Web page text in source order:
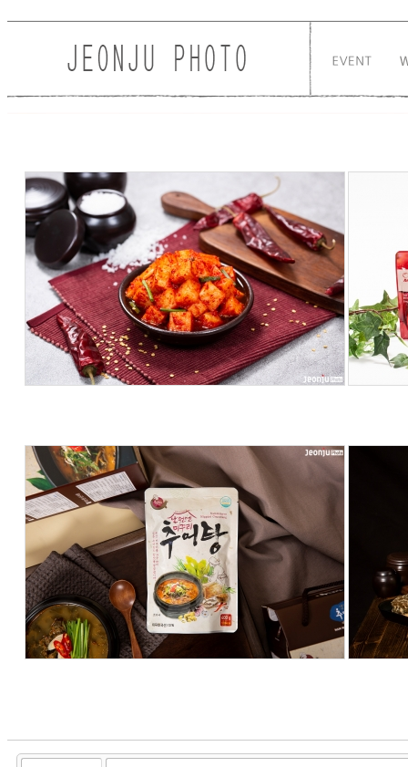
186
Sketchbook5, 스케치북5
Sketchbook5, 스케치북5